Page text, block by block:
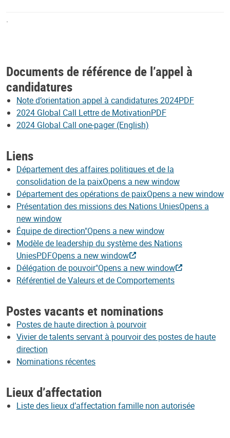
.
Documents de référence de l’appel à
candidatures
Note d’orientation appel à candidatures 2024PDF
2024 Global Call Lettre de MotivationPDF
2024 Global Call one-pager (English)
Liens
Département des affaires politiques et de la
consolidation de la paixOpens a new window
Département des opérations de paixOpens a new window
Présentation des missions des Nations UniesOpens a
new window
Équipe de direction"Opens a new window
Modèle de leadership du système des Nations
UniesPDFOpens a new window
Délégation de pouvoir"Opens a new window
Référentiel de Valeurs et de Comportements
Postes vacants et nominations
Postes de haute direction à pourvoir
Vivier de talents servant à pourvoir des postes de haute
direction
Nominations récentes
Lieux d’affectation
Liste des lieux d’affectation famille non autorisée